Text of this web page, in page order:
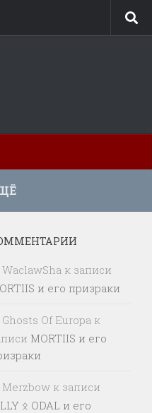
WaclawSha к записи
и его призраки
Ghosts Of Europa к
MORTIIS и его
Merzbow к записи
ᛟ ODAL и его